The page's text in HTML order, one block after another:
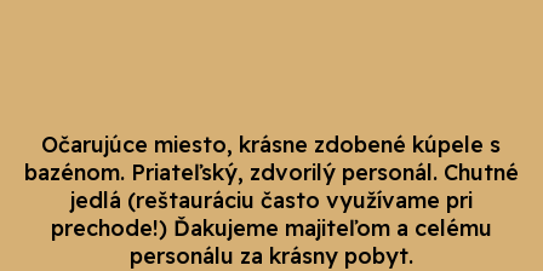
Očarujúce miesto, krásne zdobené kúpele s
bazénom. Priateľský, zdvorilý personál. Chutné
jedlá (reštauráciu často využívame pri
prechode!) Ďakujeme majiteľom a celému
personálu za krásny pobyt.